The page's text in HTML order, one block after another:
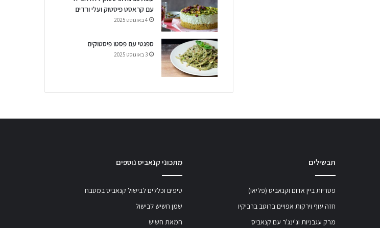
עם קראסט פיסטוק ועלי ורדים
4 באוגוסט 2025
ספגטי עם פסטו פיסטוקים
3 באוגוסט 2025
תבשילים
פטריות ביין אדום וקנאביס (פליאו)
חזה עוף וירקות אפויים ברוטב ברביקיו
מרק עגבניות וג'ינג'ר עם קנאביס
מתכוני קנאביס נוספים
טיפים וכללים לבישול קנאביס במטבח
שמן חשיש לבישול
חמאת חשיש